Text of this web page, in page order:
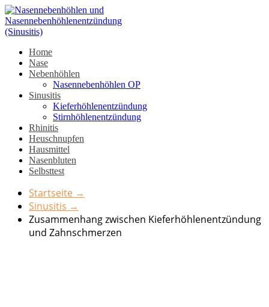
Home
Nase
Nebenhöhlen
Nasennebenhöhlen OP
Sinusitis
Kieferhöhlenentzündung
Stirnhöhlenentzündung
Rhinitis
Heuschnupfen
Hausmittel
Nasenbluten
Selbsttest
Startseite →
Sinusitis →
Zusammenhang zwischen Kieferhöhlenentzündung
und Zahnschmerzen